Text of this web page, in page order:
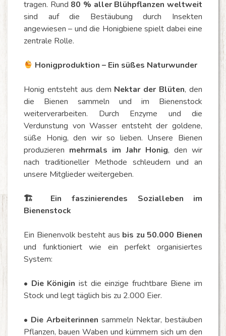
tragen. Rund 80 % aller Blühpflanzen weltweit
sind auf die Bestäubung durch Insekten
angewiesen – und die Honigbiene spielt dabei eine
zentrale Rolle.
Honigproduktion – Ein süßes Naturwunder
Honig entsteht aus dem Nektar der Blüten, den
die Bienen sammeln und im Bienenstock
weiterverarbeiten. Durch Enzyme und die
Verdunstung von Wasser entsteht der goldene,
süße Honig, den wir so lieben. Unsere Bienen
produzieren mehrmals im Jahr Honig, den wir
nach traditioneller Methode schleudern und an
unsere Mitglieder weitergeben.
🏗 Ein faszinierendes Sozialleben im
Bienenstock
Ein Bienenvolk besteht aus bis zu 50.000 Bienen
und funktioniert wie ein perfekt organisiertes
System:
• Die Königin ist die einzige fruchtbare Biene im
Stock und legt täglich bis zu 2.000 Eier.
• Die Arbeiterinnen sammeln Nektar, bestäuben
Pflanzen, bauen Waben und kümmern sich um den